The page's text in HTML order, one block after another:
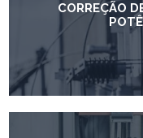
CORREÇÃO